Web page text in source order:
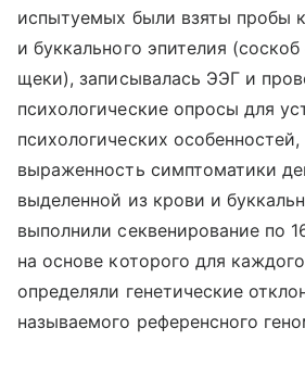
испытуемых были взяты пробы
и буккального эпителия
щеки), записывалась ЭЭГ и
психологические опросы для
психологических
выраженность симптоматики
выделенной из крови и
выполнили секвенирование по
на основе которого для
определяли генетические
называемого референсного